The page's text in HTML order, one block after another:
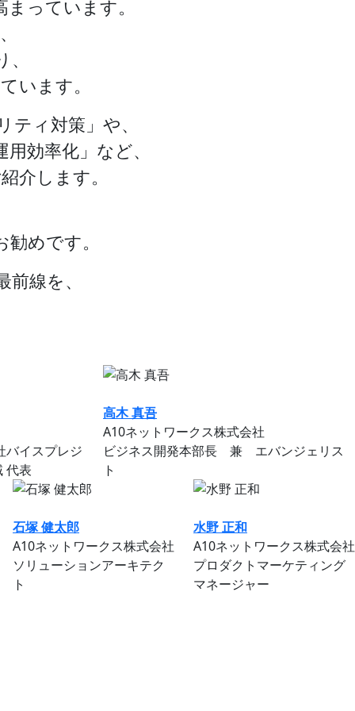
っています。
います。
ィ対策」や、
効率化」など、
介します。
めです。
線を、
バイスプレジ
代表
高木 真吾
A10ネットワークス株式会社
ビジネス開発本部長 兼 エバンジェリス
ト
石塚 健太郎
A10ネットワークス株式会社
ソリューションアーキテク
ト
水野 正和
A10ネットワークス株式会社
プロダクトマーケティング
マネージャー